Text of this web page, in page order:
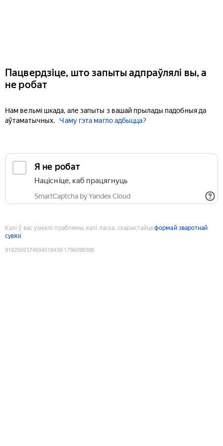
Пацвердзіце, што запыты адпраўлялі вы, а
не робат
Нам вельмі шкада, але запыты з вашай прылады падобныя да
аўтаматычных.
Чаму гэта магло адбыцца?
Я не робат
Націсніце, каб працягнуць
SmartCaptcha by Yandex Cloud
Калі ў вас узніклі праблемы, калі ласка, скарыстайцеформай зваротнай
сувязі
9182569374694518439:1786098388